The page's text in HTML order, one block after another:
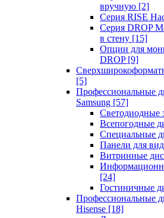
вручную [2]
Серия RISE
Серия DROP
в стену [15]
Опции для
DROP [9]
[5]
Профессиональные
Samsung [57]
Светодиодные
Всепогодные
Специальные
Панели для
Витринные
[24]
Гостиничные
Профессиональные
Hisense [18]